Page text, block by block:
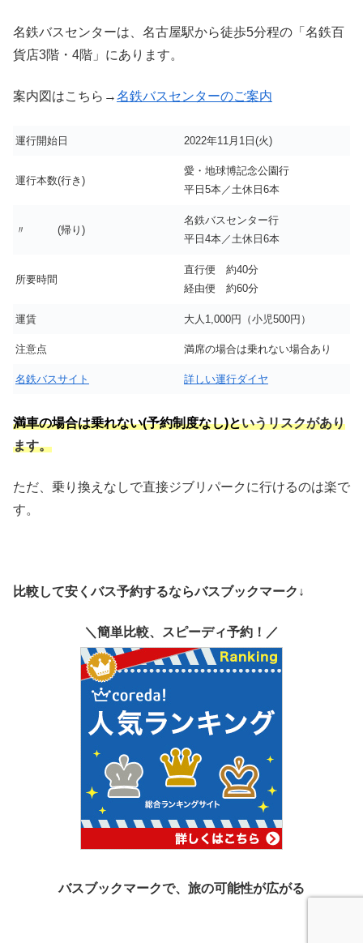
名鉄バスセンターは、名古屋駅から徒歩5分程の「名鉄百
貨店3階・4階」にあります。
案内図はこちら→名鉄バスセンターのご案内
運行開始日 2022年11月1日(火)
運行本数(行き)
愛・地球博記念公園行
平日5本／土休日6本
〃 (帰り)
名鉄バスセンター行
平日4本／土休日6本
所要時間
直行便 約40分
経由便 約60分
運賃 大人1,000円（小児500円）
注意点 満席の場合は乗れない場合あり
名鉄バスサイト 詳しい運行ダイヤ
満車の場合は乗れない(予約制度なし)というリスクがあり
ます。
ただ、乗り換えなしで直接ジブリパークに行けるのは楽で
す。
比較して安くバス予約するならバスブックマーク↓
＼簡単比較、スピーディ予約！／
バスブックマークで、旅の可能性が広がる